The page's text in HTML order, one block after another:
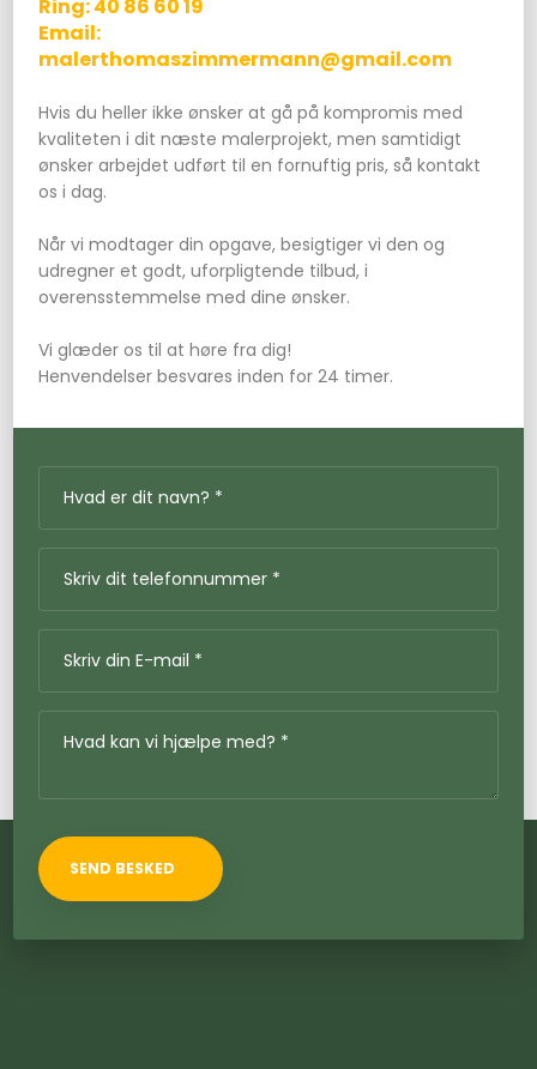
Ring: 40 86 60 19​
Email:
malerthomaszimmermann@gmail.com
Hvis du heller ikke ønsker at gå på kompromis med
kvaliteten i dit næste malerprojekt, men samtidigt
ønsker arbejdet udført til en fornuftig pris, så kontakt
os i dag.
Når vi modtager din opgave, besigtiger vi den og
udregner et godt, uforpligtende tilbud, i
overensstemmelse med dine ønsker.
Vi glæder os til at høre fra dig!
Henvendelser besvares inden for 24 timer.